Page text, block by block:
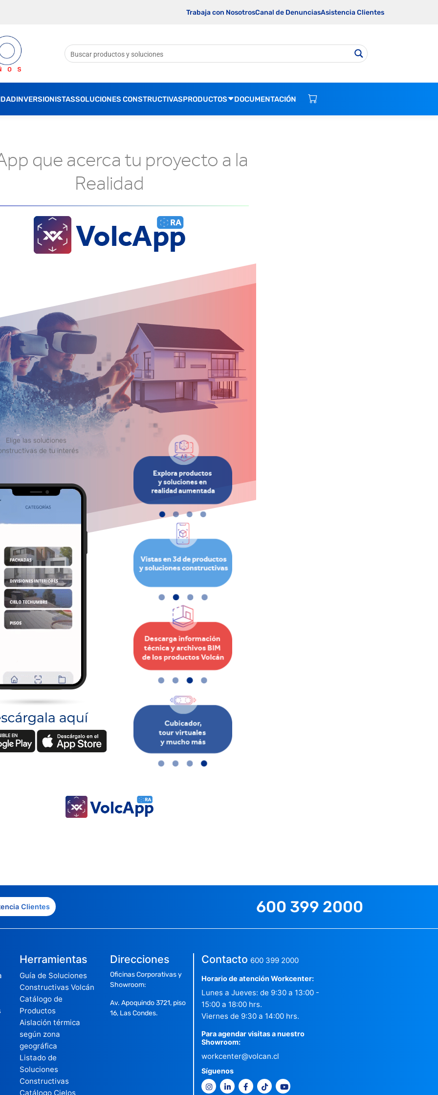
Trabaja con NosotrosCanal de DenunciasAsistencia Clientes
INVERSIONISTASSOLUCIONES CONSTRUCTIVASPRODUCTOS DOCUMENTACIÓN
que acerca tu proyecto a la
Realidad
de productos
Elige las soluciones
Clientes 600 399 2000
Herramientas
Guía de Soluciones
Constructivas Volcán
Catálogo de
Productos
Aislación térmica
según zona
geográfica
Listado de
Soluciones
Constructivas
Catálogo Cielos
Direcciones
Oficinas Corporativas y
Showroom:
Av. Apoquindo 3721, piso
16, Las Condes.
Contacto 600 399 2000
Horario de atención Workcenter:
Lunes a Jueves: de 9:30 a 13:00 -
15:00 a 18:00 hrs.
Viernes de 9:30 a 14:00 hrs.
Para agendar visitas a nuestro
Showroom:
workcenter@volcan.cl
Síguenos